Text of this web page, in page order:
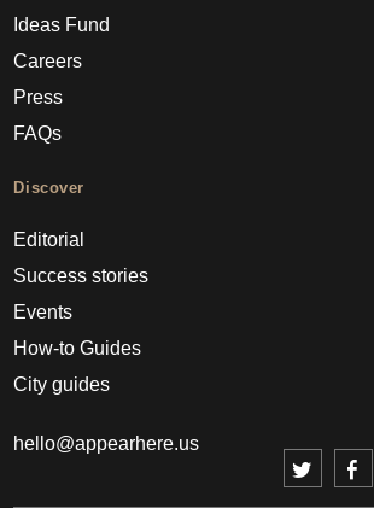
Ideas Fund
Careers
Press
FAQs
Discover
Editorial
Success stories
Events
How-to Guides
City guides
hello@appearhere.us